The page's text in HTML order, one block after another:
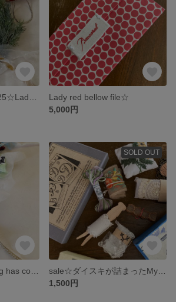
Lady red bellow file☆
5,000円
SOLD OUT
1,500円